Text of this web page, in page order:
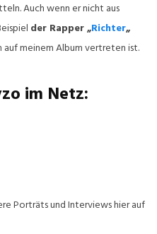
Auch wenn er nicht aus
der Rapper „Richter„
auf meinem Album vertreten ist.
im Netz:
Porträts und Interviews hier auf